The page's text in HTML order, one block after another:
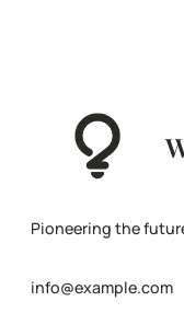
Pioneering the
info@example.com